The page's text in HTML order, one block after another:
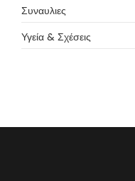
Συναυλιες
Υγεία & Σχέσεις